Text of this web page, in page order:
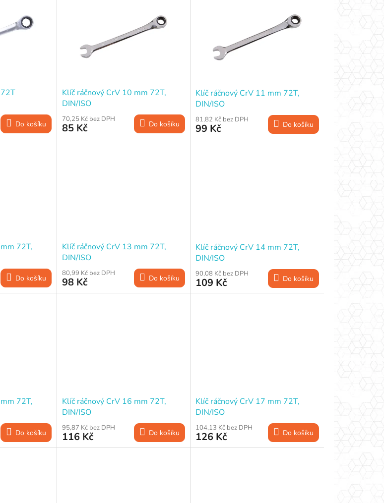
Do košíku
Klíč ráčnový CrV 10 mm 72T,
DIN/ISO
70,25 Kč bez DPH
85 Kč Do košíku
Klíč ráčnový CrV 11 mm 72T,
DIN/ISO
81,82 Kč bez DPH
99 Kč Do košíku
72T,
Do košíku
Klíč ráčnový CrV 13 mm 72T,
DIN/ISO
80,99 Kč bez DPH
98 Kč Do košíku
Klíč ráčnový CrV 14 mm 72T,
DIN/ISO
90,08 Kč bez DPH
109 Kč Do košíku
72T,
Do košíku
Klíč ráčnový CrV 16 mm 72T,
DIN/ISO
95,87 Kč bez DPH
116 Kč Do košíku
Klíč ráčnový CrV 17 mm 72T,
DIN/ISO
104,13 Kč bez DPH
126 Kč Do košíku